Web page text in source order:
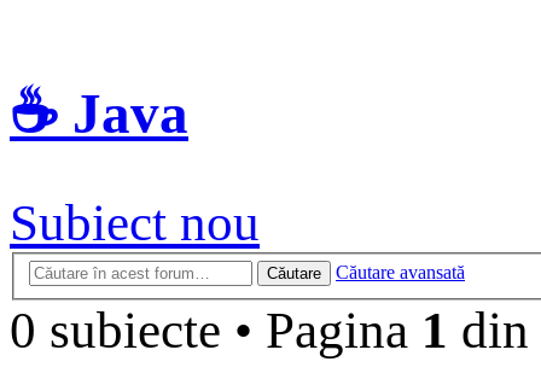
☕ Java
Subiect nou
Căutare Căutare avansată
0 subiecte • Pagina 1 din